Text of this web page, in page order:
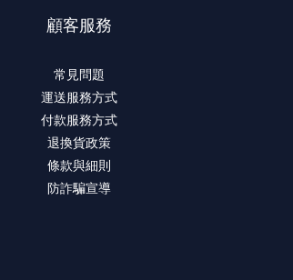
顧客服務
常見問題
運送服務方式
付款服務方式
退換貨政策
條款與細則
防詐騙宣導